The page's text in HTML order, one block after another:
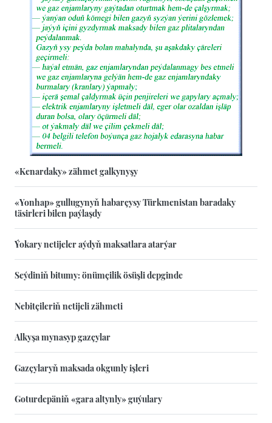
«Kenardaky» zähmet galkynyşy
«Yonhap» gullugynyň habarçysy Türkmenistan baradaky
täsirleri bilen paýlaşdy
Ýokary netijeler aýdyň maksatlara atarýar
Seýdiniň bitumy: önümçilik ösüşli depginde
Nebitçileriň netijeli zähmeti
Alkyşa mynasyp gazçylar
Gazçylaryň maksada okgunly işleri
Goturdepäniň «gara altynly» guýulary